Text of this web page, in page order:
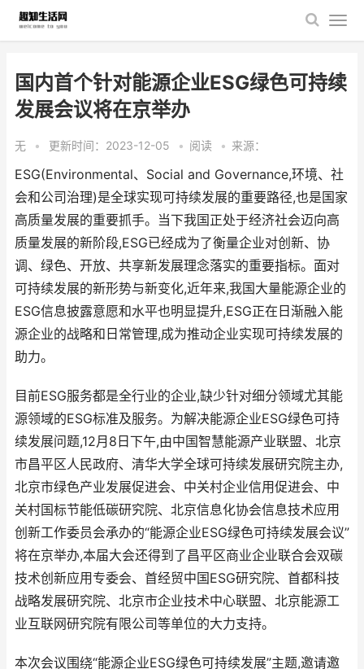
国内首个针对能源企业ESG绿色可持续
发展会议将在京举办
无 • 更新时间：2023-12-05 • 阅读 • 来源：
ESG(Environmental、Social and Governance,环境、社
会和公司治理)是全球实现可持续发展的重要路径,也是国家
高质量发展的重要抓手。当下我国正处于经济社会迈向高
质量发展的新阶段,ESG已经成为了衡量企业对创新、协
调、绿色、开放、共享新发展理念落实的重要指标。面对
可持续发展的新形势与新变化,近年来,我国大量能源企业的
ESG信息披露意愿和水平也明显提升,ESG正在日渐融入能
源企业的战略和日常管理,成为推动企业实现可持续发展的
助力。
目前ESG服务都是全行业的企业,缺少针对细分领域尤其能
源领域的ESG标准及服务。为解决能源企业ESG绿色可持
续发展问题,12月8日下午,由中国智慧能源产业联盟、北京
市昌平区人民政府、清华大学全球可持续发展研究院主办,
北京市绿色产业发展促进会、中关村企业信用促进会、中
关村国标节能低碳研究院、北京信息化协会信息技术应用
创新工作委员会承办的“能源企业ESG绿色可持续发展会议”
将在京举办,本届大会还得到了昌平区商业企业联合会双碳
技术创新应用专委会、首经贸中国ESG研究院、首都科技
战略发展研究院、北京市企业技术中心联盟、北京能源工
业互联网研究院有限公司等单位的大力支持。
本次会议围绕“能源企业ESG绿色可持续发展”主题,邀请邀